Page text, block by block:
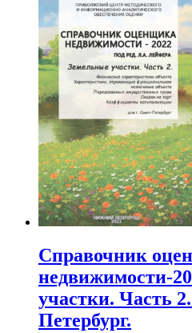
Справочник
недвижимости-
участки. Часть
Петербург.